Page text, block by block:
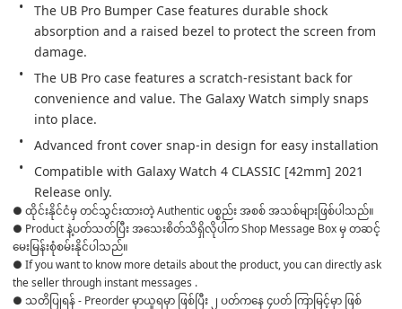
The UB Pro Bumper Case features durable shock
absorption and a raised bezel to protect the screen from
damage.
The UB Pro case features a scratch-resistant back for
convenience and value. The Galaxy Watch simply snaps
into place.
Advanced front cover snap-in design for easy installation
Compatible with Galaxy Watch 4 CLASSIC [42mm] 2021
Release only.
● ထိုင်းနိုင်ငံမှ တင်သွင်းထားတဲ့ Authentic ပစ္စည်း အစစ် အသစ်များဖြစ်ပါသည်။
● Product နဲ့ပတ်သတ်ပြီး အသေးစိတ်သိရှိလိုပါက Shop Message Box မှ တဆင့်
မေးမြန်းစုံစမ်းနိုင်ပါသည်။
● If you want to know more details about the product, you can directly ask
the seller through instant messages .
● သတိပြုရန် - Preorder မှာယူရမှာ ဖြစ်ပြီး ၂ ပတ်ကနေ ၄ပတ် ကြာမြင့်မှာ ဖြစ်